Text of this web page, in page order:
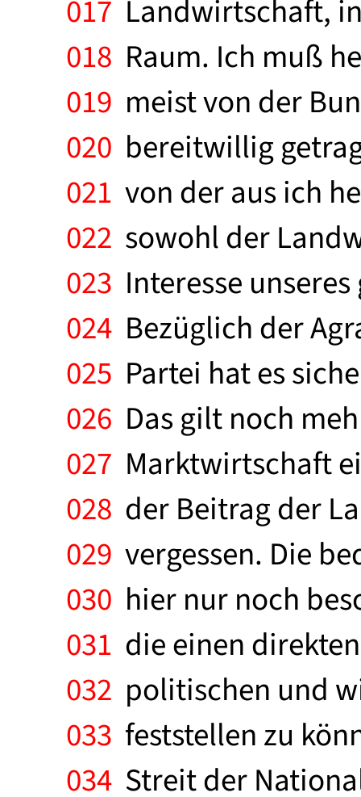
017 Landwirtschaft,
018 Raum. Ich muß
019 meist von der
020 bereitwillig
021 von der aus ich
022 sowohl der
023 Interesse
024 Bezüglich der
025 Partei hat es
026 Das gilt noch
027 Marktwirtschaft
028 der Beitrag der
029 vergessen. Die
030 hier nur noch
031 die einen
032 politischen und
033 feststellen zu
034 Streit der